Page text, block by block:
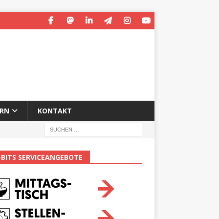
KONTAKT
SERVICEANGEBOTE